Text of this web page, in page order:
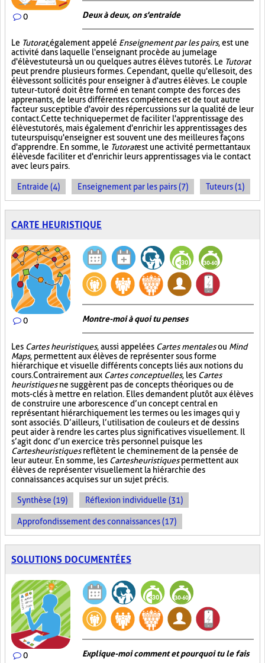
0 Deux à deux, on s'entraide
Le Tutorat, également appelé Enseignement par les pairs, est une
activité dans laquelle l'enseignant procède au jumelage
d'élèves tuteurs à un ou quelques autres élèves tutorés. Le Tutorat
peut prendre plusieurs formes. Cependant, quelle qu'elle soit, des
élèves sont sollicités pour enseigner à d'autres élèves. Le couple
tuteur-tutoré doit être formé en tenant compte des forces des
apprenants, de leurs différentes compétences et de tout autre
facteur susceptible d'avoir des répercussions sur la qualité de leur
contact. Cette technique permet de faciliter l'apprentissage des
élèves tutorés, mais également d'enrichir les apprentissages des
tuteurs puisqu'enseigner est souvent une des meilleures façons
d'apprendre. En somme, le Tutoratest une activité permettant aux
élèves de faciliter et d'enrichir leurs apprentissages via le contact
avec leurs pairs.
Entraide (4) Enseignement par les pairs (7) Tuteurs (1)
CARTE HEURISTIQUE
0 Montre-moi à quoi tu penses
Les Cartes heuristiques, aussi appelées Cartes mentalesou Mind
Maps, permettent aux élèves de représenter sous forme
hiérarchique et visuelle différents concepts liés aux notions du
cours. Contrairement aux Cartes conceptuelles, les Cartes
heuristiquesne suggèrent pas de concepts théoriques ou de
mots-clés à mettre en relation. Elles demandent plutôt aux élèves
de construire une arborescence d’un concept central en
représentant hiérarchiquement les termes ou les images qui y
sont associés. D’ailleurs, l’utilisation de couleurs et de dessins
peut aider à rendre les cartes plus significatives visuellement. Il
s’agit donc d’un exercice très personnel puisque les
Cartes heuristiquesreflètent le cheminement de la pensée de
leur auteur. En somme, les Cartes heuristiquespermettent aux
élèves de représenter visuellement la hiérarchie des
connaissances acquises sur un sujet précis.
Synthèse (19) Réflexion individuelle (31)
Approfondissement des connaissances (17)
SOLUTIONS DOCUMENTÉES
0 Explique-moi comment et pourquoi tu le fais